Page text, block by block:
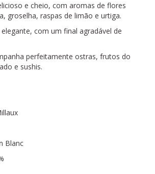
e cheio, com aromas de flores
groselha, raspas de limão e urtiga.
com um final agradável de
perfeitamente ostras, frutos do
e sushis.
Blanc